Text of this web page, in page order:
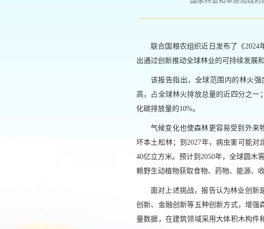
联合国粮农组织近日发布了《
出通过创新推动全球林业的可持续发展和
该报告指出，全球范围内的林火
高，占全球林火排放总量的近四分之一
化碳排放量的10%。
气候变化也使森林更容易受到外来
坏本土松林；到2027年，病虫害可能
40亿立方米。预计到2050年，全球圆木
赖野生动植物获取食物、药物、能源、收
面对上述挑战，报告认为林业创新
创新、金融创新等五种创新方式，增强
量数据，在建筑领域采用大体积木构件